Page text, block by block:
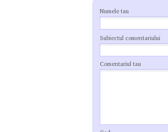
Numele tau
Subiectul comentariului
Comentariul tau